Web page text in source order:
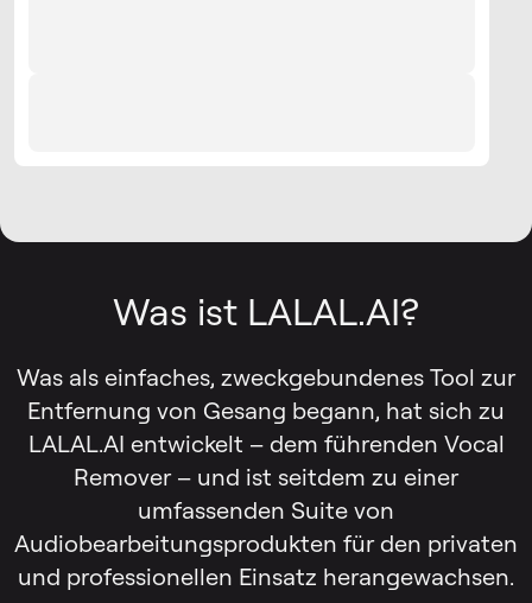
Was ist LALAL.AI?
Was als einfaches, zweckgebundenes Tool zur
Entfernung von Gesang begann, hat sich zu
LALAL.AI entwickelt – dem führenden Vocal
Remover – und ist seitdem zu einer
umfassenden Suite von
Audiobearbeitungsprodukten für den privaten
und professionellen Einsatz herangewachsen.